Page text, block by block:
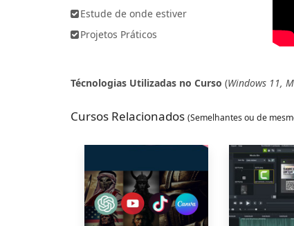
Estude de onde estiver
Projetos Práticos
Técnologias Utilizadas no Curso (Windows 11,
Cursos Relacionados (Semelhantes ou de